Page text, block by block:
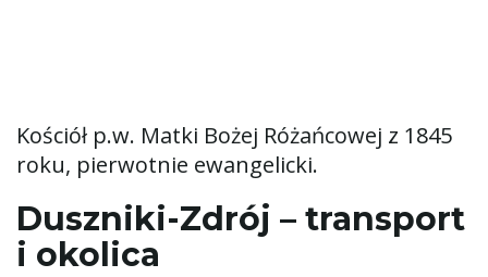
Kościół p.w. Matki Bożej Różańcowej z 1845
roku, pierwotnie ewangelicki.
Duszniki-Zdrój – transport
i okolica